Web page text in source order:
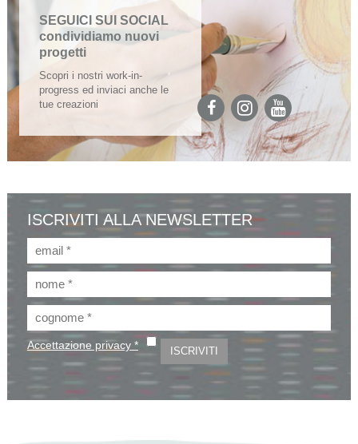
SEGUICI SUI SOCIAL
condividiamo nuovi
progetti
Scopri i nostri work-in-
progress ed inviaci anche le
tue creazioni
ISCRIVITI ALLA NEWSLETTER
Accettazione privacy *